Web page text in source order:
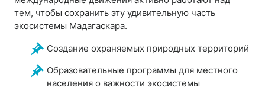
тем, чтобы сохранить эту удивительную часть
экосистемы Мадагаскара.
Создание охраняемых природных территорий
Образовательные программы для местного
населения о важности экосистемы